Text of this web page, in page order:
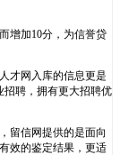
增加10分，为信誉贷
才网入库的信息更是
招聘，拥有更大招聘优
留信网提供的是面向
效的鉴定结果，更适